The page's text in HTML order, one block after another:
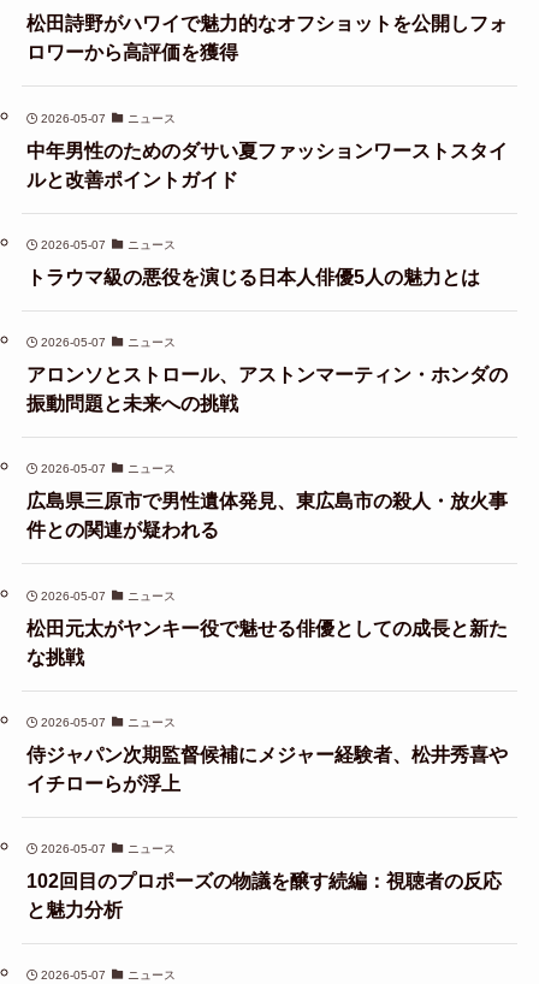
松田詩野がハワイで魅力的なオフショットを公開しフォ
ロワーから高評価を獲得
2026-05-07 ニュース
中年男性のためのダサい夏ファッションワーストスタイ
ルと改善ポイントガイド
2026-05-07 ニュース
トラウマ級の悪役を演じる日本人俳優5人の魅力とは
2026-05-07 ニュース
アロンソとストロール、アストンマーティン・ホンダの
振動問題と未来への挑戦
2026-05-07 ニュース
広島県三原市で男性遺体発見、東広島市の殺人・放火事
件との関連が疑われる
2026-05-07 ニュース
松田元太がヤンキー役で魅せる俳優としての成長と新た
な挑戦
2026-05-07 ニュース
侍ジャパン次期監督候補にメジャー経験者、松井秀喜や
イチローらが浮上
2026-05-07 ニュース
102回目のプロポーズの物議を醸す続編：視聴者の反応
と魅力分析
2026-05-07 ニュース